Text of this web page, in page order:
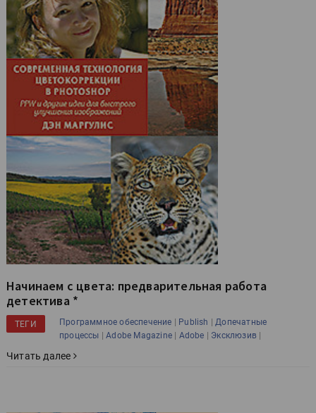
Начинаем с цвета: предварительная работа
детектива *
ТЕГИ Программное обеспечение | Publish | Допечатные
процессы |Adobe Magazine | Adobe | Эксклюзив |
Читать далее